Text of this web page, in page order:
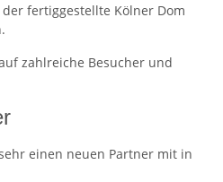
fertiggestellte Kölner Dom
zahlreiche Besucher und
einen neuen Partner mit in